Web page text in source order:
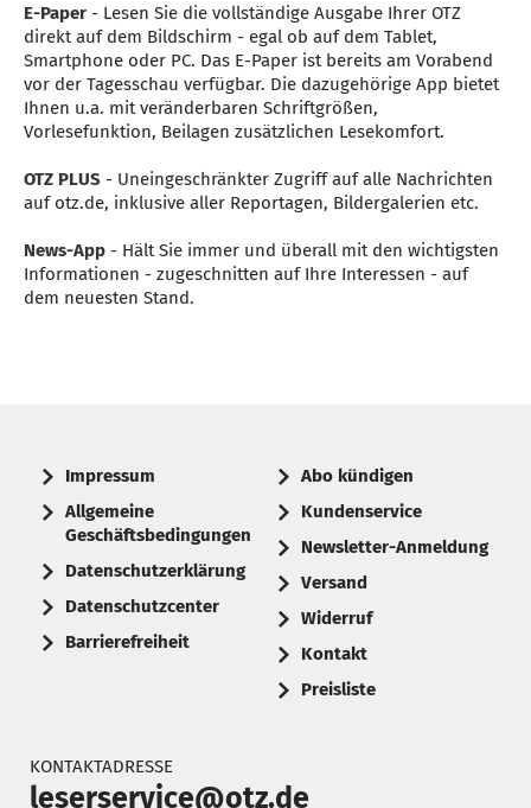
E-Paper - Lesen Sie die vollständige Ausgabe Ihrer OTZ
direkt auf dem Bildschirm - egal ob auf dem Tablet,
Smartphone oder PC. Das E-Paper ist bereits am Vorabend
vor der Tagesschau verfügbar. Die dazugehörige App bietet
Ihnen u.a. mit veränderbaren Schriftgrößen,
Vorlesefunktion, Beilagen zusätzlichen Lesekomfort.
OTZ PLUS - Uneingeschränkter Zugriff auf alle Nachrichten
auf otz.de, inklusive aller Reportagen, Bildergalerien etc.
News-App - Hält Sie immer und überall mit den wichtigsten
Informationen - zugeschnitten auf Ihre Interessen - auf
dem neuesten Stand.
Impressum
Allgemeine
Geschäftsbedingungen
Datenschutzerklärung
Datenschutzcenter
Barrierefreiheit
Abo kündigen
Kundenservice
Newsletter-Anmeldung
Versand
Widerruf
Kontakt
Preisliste
KONTAKTADRESSE
leserservice@otz.de